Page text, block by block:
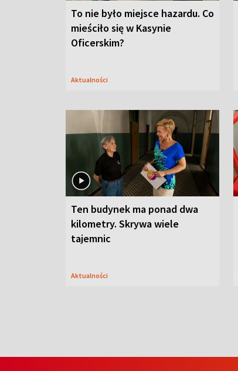
To nie było miejsce hazardu. Co
mieściło się w Kasynie
Oficerskim?
Aktualności
Ten budynek ma ponad dwa
kilometry. Skrywa wiele
tajemnic
Aktualności